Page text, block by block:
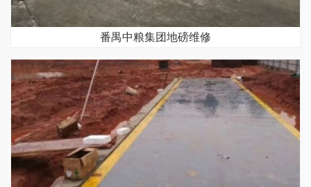
番禺中粮集团地磅维修